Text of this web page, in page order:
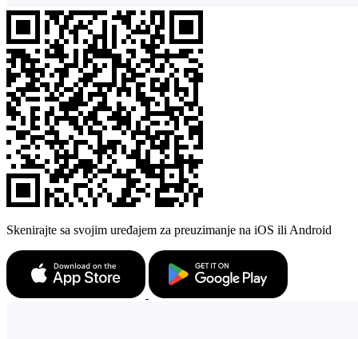
Skenirajte sa svojim uređajem za preuzimanje na iOS ili Android